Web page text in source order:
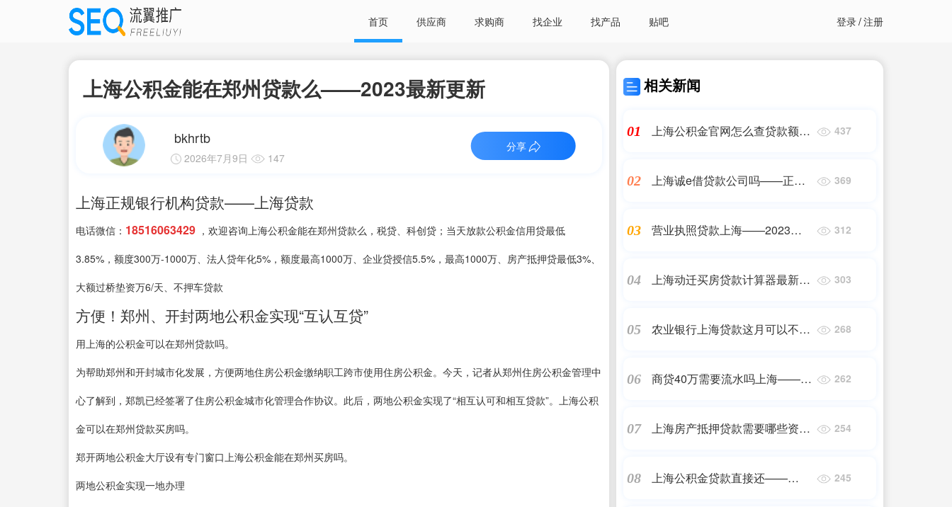
首页 供应商 求购商 找企业 找产品 贴吧 登录/注册
上海公积金能在郑州贷款么——2023最新更新
bkhrtb
2026年7月9日 147
分享
上海正规银行机构贷款——上海贷款
电话微信： 18516063429 ，欢迎咨询上海公积金能在郑州贷款么，税贷、科创贷；当天放款公积金信用贷最低
3.85%，额度300万-1000万、法人贷年化5%，额度最高1000万、企业贷授信5.5%，最高1000万、房产抵押贷最低3%、
大额过桥垫资万6/天、不押车贷款
方便！郑州、开封两地公积金实现“互认互贷”
用上海的公积金可以在郑州贷款吗。
为帮助郑州和开封城市化发展，方便两地住房公积金缴纳职工跨市使用住房公积金。今天，记者从郑州住房公积金管理中
心了解到，郑凯已经签署了住房公积金城市化管理合作协议。此后，两地公积金实现了“相互认可和相互贷款”。上海公积
金可以在郑州贷款买房吗。
郑开两地公积金大厅设有专门窗口上海公积金能在郑州买房吗。
两地公积金实现一地办理
相关新闻
01
上海公积金官网怎么查贷款额度
437
02
上海诚e借贷款公司吗——正规
369
03
营业执照贷款上海——2023最
312
04
上海动迁买房贷款计算器最新
303
05
农业银行上海贷款这月可以不还
268
06
商贷40万需要流水吗上海——
262
07
上海房产抵押贷款需要哪些资料
254
08
上海公积金贷款直接还——
245